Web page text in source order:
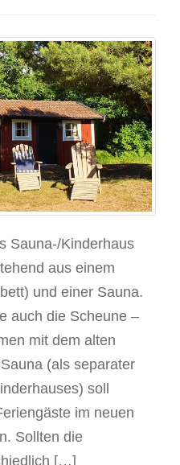
Sauna-/Kinderhaus
aus einem
und einer Sauna.
auch die Scheune –
mit dem alten
(als separater
soll
im neuen
Sollten die
[…]